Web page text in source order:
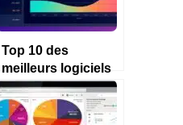
Top 10 des
meilleurs logiciels
comptables
gratuits